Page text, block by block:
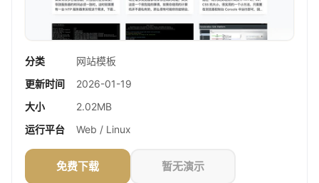
分类
网站模板
更新时间
2026-01-19
大小
2.02MB
运行平台
Web / Linux
免费下载 暂无演示